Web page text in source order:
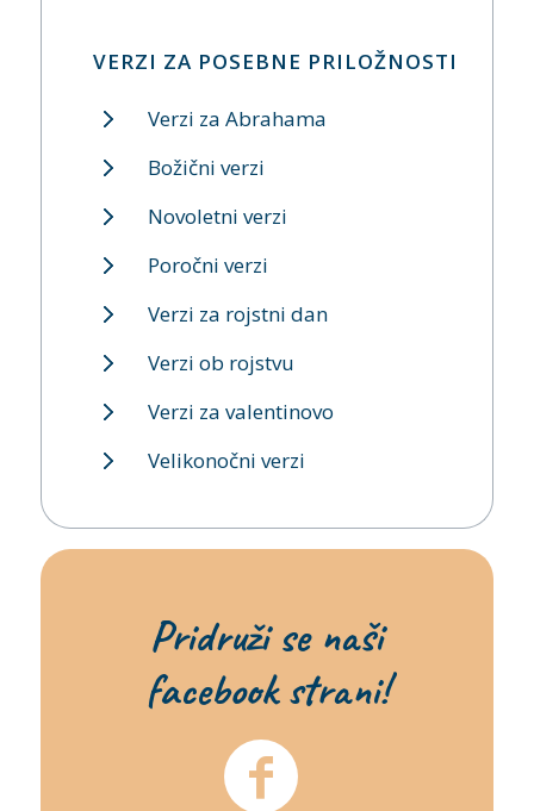
VERZI ZA POSEBNE PRILOŽNOSTI
Verzi za Abrahama
Božični verzi
Novoletni verzi
Poročni verzi
Verzi za rojstni dan
Verzi ob rojstvu
Verzi za valentinovo
Velikonočni verzi
Pridruži se naši
facebook strani!